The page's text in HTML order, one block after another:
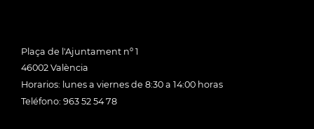
Plaça de l'Ajuntament nº 1
46002 València
Horarios: lunes a viernes de 8:30 a 14:00 horas
Teléfono: 963 52 54 78